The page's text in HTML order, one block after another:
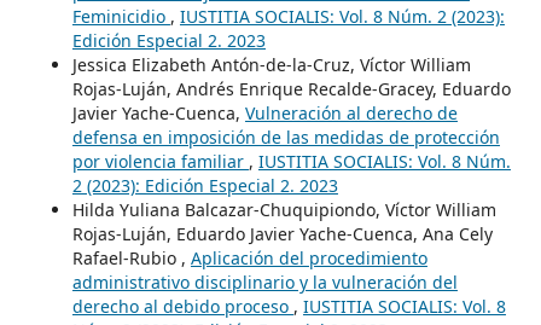
Feminicidio , IUSTITIA SOCIALIS: Vol. 8 Núm. 2 (2023):
Edición Especial 2. 2023
Jessica Elizabeth Antón-de-la-Cruz, Víctor William
Rojas-Luján, Andrés Enrique Recalde-Gracey, Eduardo
Javier Yache-Cuenca, Vulneración al derecho de
defensa en imposición de las medidas de protección
por violencia familiar , IUSTITIA SOCIALIS: Vol. 8 Núm.
2 (2023): Edición Especial 2. 2023
Hilda Yuliana Balcazar-Chuquipiondo, Víctor William
Rojas-Luján, Eduardo Javier Yache-Cuenca, Ana Cely
Rafael-Rubio , Aplicación del procedimiento
administrativo disciplinario y la vulneración del
derecho al debido proceso , IUSTITIA SOCIALIS: Vol. 8